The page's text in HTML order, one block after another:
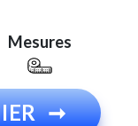
Mesures
➞